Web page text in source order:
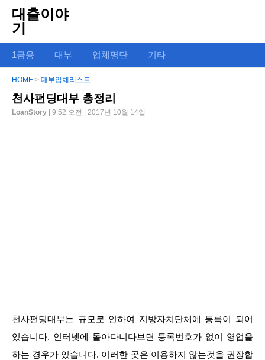
대출이야
기
1금융 대부 업체명단 기타
HOME > 대부업체리스트
천사펀딩대부 총정리
LoanStory | 9:52 오전 | 2017년 10월 14일
천사펀딩대부는 규모로 인하여 지방자치단체에 등록이 되어
있습니다. 인터넷에 돌아다니다보면 등록번호가 없이 영업을
하는 경우가 있습니다. 이러한 곳은 이용하지 않는것을 권장합